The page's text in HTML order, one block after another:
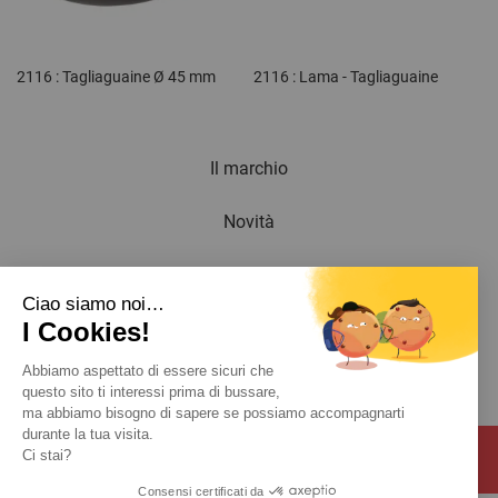
2116 : Tagliaguaine Ø 45 mm 2116 : Lama - Tagliaguaine
Il marchio
Novità
Contatto
Ciao siamo noi…
I Cookies!
Abbiamo aspettato di essere sicuri che
questo sito ti interessi prima di bussare,
ma abbiamo bisogno di sapere se possiamo accompagnarti
durante la tua visita.
Ci stai?
Consensi certificati da